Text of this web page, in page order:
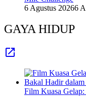
6 Agustus 20266
GAYA HIDUP
Film Kuasa